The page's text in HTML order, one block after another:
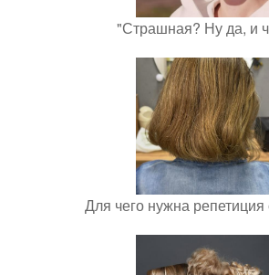
"Страшная? Ну да, и
Для чего нужна репетиция